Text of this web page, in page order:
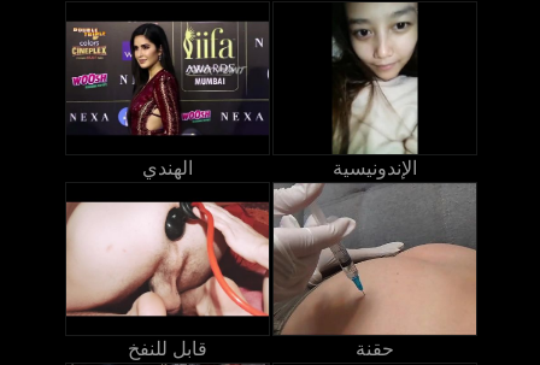
الهندي الإندونيسية
قابل للنفخ حقنة